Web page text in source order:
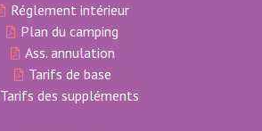
Réglement intérieur
Plan du camping
Ass. annulation
Tarifs de base
Tarifs des suppléments